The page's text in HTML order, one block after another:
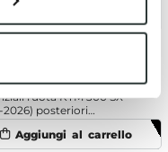
ruota KTM 300 SX
2026) posteriori